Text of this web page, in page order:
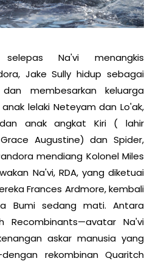
Na'vi menangkis
Jake Sully hidup sebagai
membesarkan keluarga
lelaki Neteyam dan Lo'ak,
anak angkat Kiri ( lahir
Augustine) dan Spider,
mendiang Kolonel Miles
Na'vi, RDA, yang diketuai
Frances Ardmore, kembali
Bumi sedang mati. Antara
Recombinants—avatar Na'vi
askar manusia yang
rekombinan Quaritch